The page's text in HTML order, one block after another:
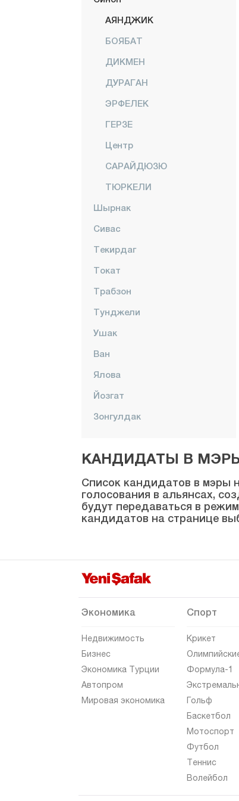
АЯНДЖИК
БОЯБАТ
ДИКМЕН
ДУРАГАН
ЭРФЕЛЕК
ГЕРЗЕ
Центр
САРАЙДЮЗЮ
ТЮРКЕЛИ
Шырнак
Сивас
Текирдаг
Токат
Трабзон
Тунджели
Ушак
Ван
Ялова
Йозгат
Зонгулдак
КАНДИДАТЫ В
Список кандидатов в мэры
голосования в альянсах,
будут передаваться в
кандидатов на странице
Экономика
Недвижимость
Бизнес
Экономика Турции
Автопром
Мировая экономика
Спорт
Крикет
Формула-1
Гольф
Баскетбол
Мотоспорт
Футбол
Теннис
Волейбол